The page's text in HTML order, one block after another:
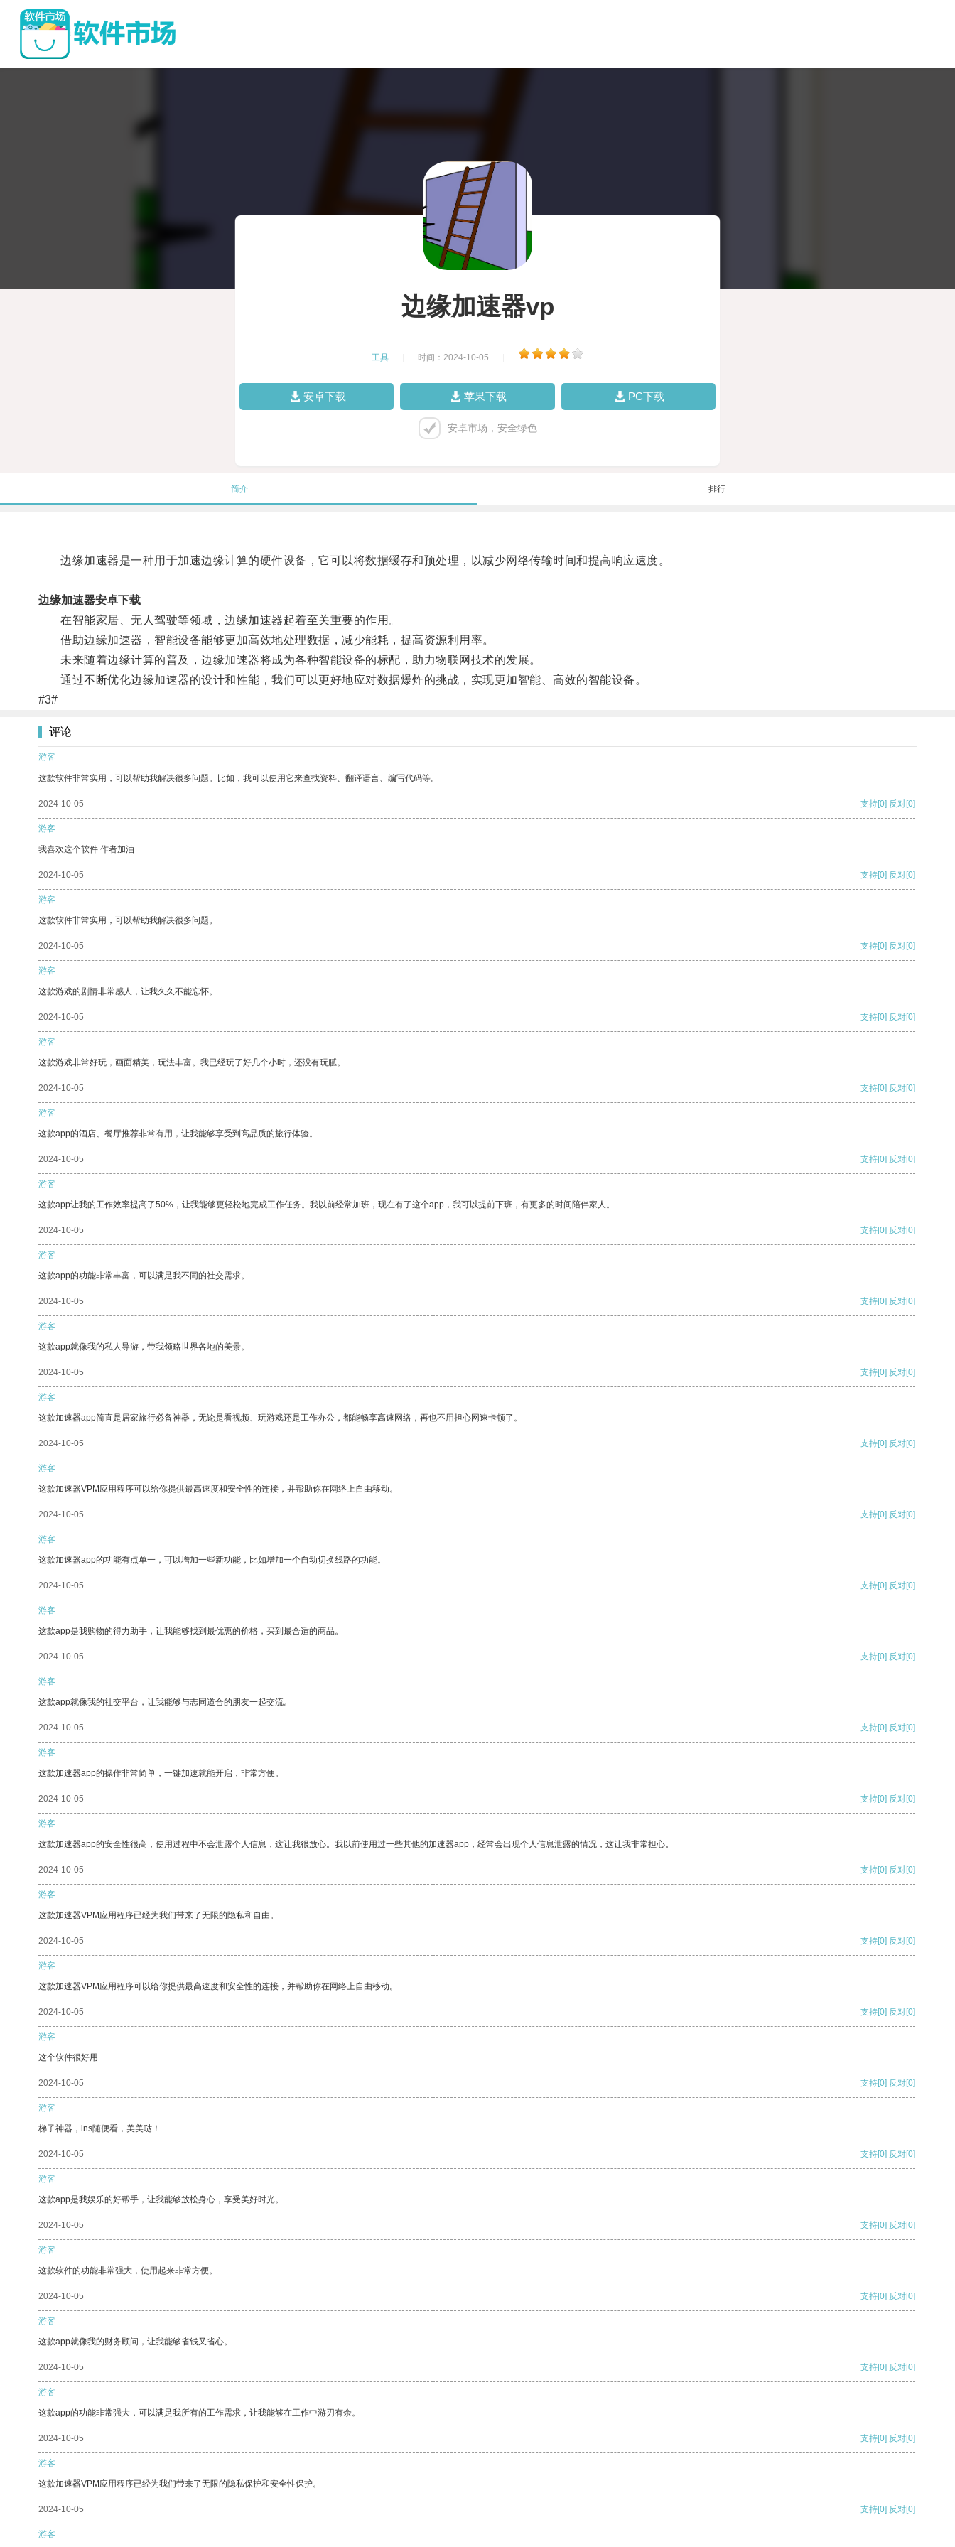
边缘加速器vp
工具 时间：2024-10-05
安卓下载 苹果下载 PC下载
安卓市场，安全绿色
简介 排行
边缘加速器是一种用于加速边缘计算的硬件设备，它可以将数据缓存和预处理，以减少网络传输时间和提高响应速度。
边缘加速器安卓下载
在智能家居、无人驾驶等领域，边缘加速器起着至关重要的作用。
借助边缘加速器，智能设备能够更加高效地处理数据，减少能耗，提高资源利用率。
未来随着边缘计算的普及，边缘加速器将成为各种智能设备的标配，助力物联网技术的发展。
通过不断优化边缘加速器的设计和性能，我们可以更好地应对数据爆炸的挑战，实现更加智能、高效的智能设备。
#3#
评论
游客
这款软件非常实用，可以帮助我解决很多问题。比如，我可以使用它来查找资料、翻译语言、编写代码等。
2024-10-05 支持[0] 反对[0]
游客
我喜欢这个软件 作者加油
2024-10-05 支持[0] 反对[0]
游客
这款软件非常实用，可以帮助我解决很多问题。
2024-10-05 支持[0] 反对[0]
游客
这款游戏的剧情非常感人，让我久久不能忘怀。
2024-10-05 支持[0] 反对[0]
游客
这款游戏非常好玩，画面精美，玩法丰富。我已经玩了好几个小时，还没有玩腻。
2024-10-05 支持[0] 反对[0]
游客
这款app的酒店、餐厅推荐非常有用，让我能够享受到高品质的旅行体验。
2024-10-05 支持[0] 反对[0]
游客
这款app让我的工作效率提高了50%，让我能够更轻松地完成工作任务。我以前经常加班，现在有了这个app，我可以提前下班，有更多的时间陪伴家人。
2024-10-05 支持[0] 反对[0]
游客
这款app的功能非常丰富，可以满足我不同的社交需求。
2024-10-05 支持[0] 反对[0]
游客
这款app就像我的私人导游，带我领略世界各地的美景。
2024-10-05 支持[0] 反对[0]
游客
这款加速器app简直是居家旅行必备神器，无论是看视频、玩游戏还是工作办公，都能畅享高速网络，再也不用担心网速卡顿了。
2024-10-05 支持[0] 反对[0]
游客
这款加速器VPM应用程序可以给你提供最高速度和安全性的连接，并帮助你在网络上自由移动。
2024-10-05 支持[0] 反对[0]
游客
这款加速器app的功能有点单一，可以增加一些新功能，比如增加一个自动切换线路的功能。
2024-10-05 支持[0] 反对[0]
游客
这款app是我购物的得力助手，让我能够找到最优惠的价格，买到最合适的商品。
2024-10-05 支持[0] 反对[0]
游客
这款app就像我的社交平台，让我能够与志同道合的朋友一起交流。
2024-10-05 支持[0] 反对[0]
游客
这款加速器app的操作非常简单，一键加速就能开启，非常方便。
2024-10-05 支持[0] 反对[0]
游客
这款加速器app的安全性很高，使用过程中不会泄露个人信息，这让我很放心。我以前使用过一些其他的加速器app，经常会出现个人信息泄露的情况，这让我非常担心。
2024-10-05 支持[0] 反对[0]
游客
这款加速器VPM应用程序已经为我们带来了无限的隐私和自由。
2024-10-05 支持[0] 反对[0]
游客
这款加速器VPM应用程序可以给你提供最高速度和安全性的连接，并帮助你在网络上自由移动。
2024-10-05 支持[0] 反对[0]
游客
这个软件很好用
2024-10-05 支持[0] 反对[0]
游客
梯子神器，ins随便看，美美哒！
2024-10-05 支持[0] 反对[0]
游客
这款app是我娱乐的好帮手，让我能够放松身心，享受美好时光。
2024-10-05 支持[0] 反对[0]
游客
这款软件的功能非常强大，使用起来非常方便。
2024-10-05 支持[0] 反对[0]
游客
这款app就像我的财务顾问，让我能够省钱又省心。
2024-10-05 支持[0] 反对[0]
游客
这款app的功能非常强大，可以满足我所有的工作需求，让我能够在工作中游刃有余。
2024-10-05 支持[0] 反对[0]
游客
这款加速器VPM应用程序已经为我们带来了无限的隐私保护和安全性保护。
2024-10-05 支持[0] 反对[0]
游客